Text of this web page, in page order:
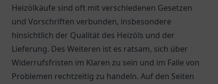
Heizölkäufe sind oft mit verschiedenen Gesetzen
und Vorschriften verbunden, insbesondere
hinsichtlich der Qualität des Heizöls und der
Lieferung. Des Weiteren ist es ratsam, sich über
Widerrufsfristen im Klaren zu sein und im Falle von
Problemen rechtzeitig zu handeln. Auf den Seiten